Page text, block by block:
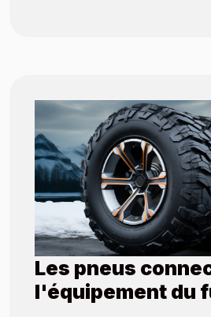
Les pneus
l'équipement du